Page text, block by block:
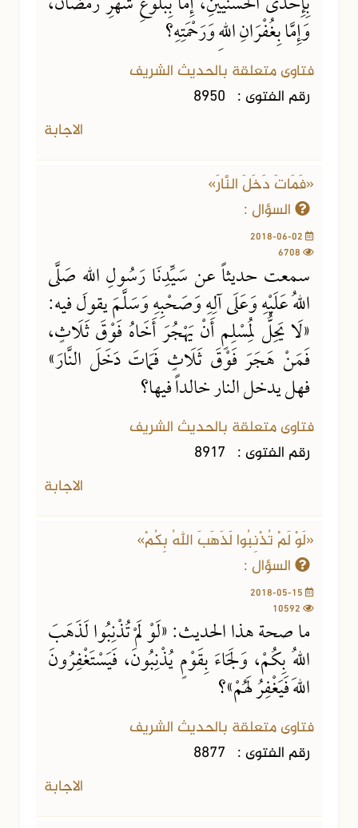
وَإِمَّا بِغُفْرَانِ اللهِ وَرَحْمَتِهِ؟
فتاوى متعلقة بالحديث الشريف
رقم الفتوى : 8950
الاجابة
«فَمَاتَ دَخَلَ النَّارَ»
السؤال :
سمعت حديثاً عن سَيِّدِنَا رَسُولِ اللهِ صَلَّى
اللهُ عَلَيْهِ وَعَلَى آلِهِ وَصَحْبِهِ وَسَلَّمَ يقول فيه:
«لَا يَحِلُّ لِمُسْلِمٍ أَنْ يَهْجُرَ أَخَاهُ فَوْقَ ثَلَاثٍ،
فَمَنْ هَجَرَ فَوْقَ ثَلَاثٍ فَمَاتَ دَخَلَ النَّارَ»
فهل يدخل النار خالداً فيها؟
فتاوى متعلقة بالحديث الشريف
رقم الفتوى : 8917
الاجابة
«لَوْ لَمْ تُذْنِبُوا لَذَهَبَ اللهُ بِكُمْ»
السؤال :
ما صحة هذا الحديث: «لَوْ لَمْ تُذْنِبُوا لَذَهَبَ
اللهُ بِكُمْ، وَلَجَاءَ بِقَوْمٍ يُذْنِبُونَ، فَيَسْتَغْفِرُونَ
اللهَ فَيَغْفِرُ لَهُمْ»؟
فتاوى متعلقة بالحديث الشريف
رقم الفتوى : 8877
الاجابة